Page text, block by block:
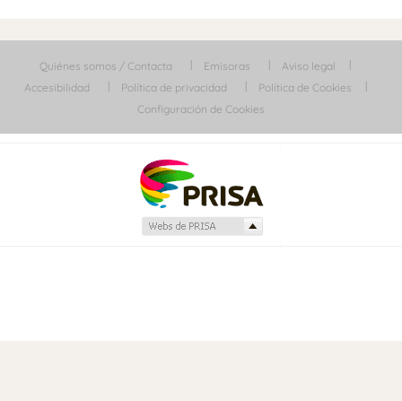
Quiénes somos / Contacta Emisoras
Aviso legal
Accesibilidad
Política de privacidad
Política de Cookies
Configuración de Cookies